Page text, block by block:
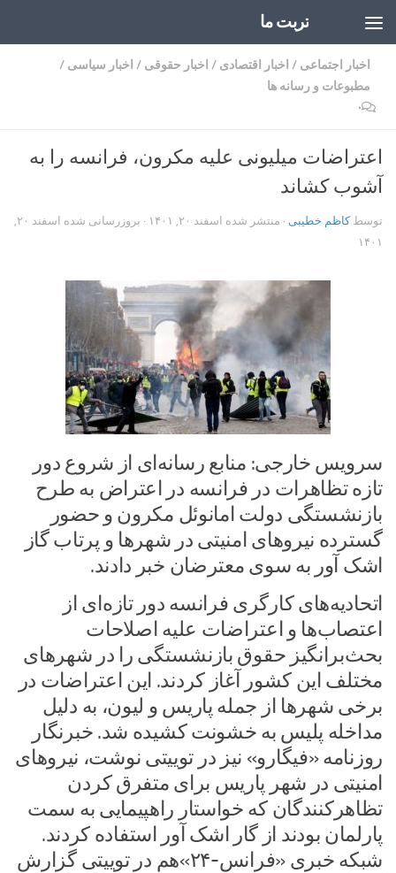
تربت ما
اخبار اجتماعی / اخبار اقتصادی / اخبار حقوقی / اخبار سیاسی /
مطبوعات و رسانه ها
۰
اعتراضات میلیونی علیه مکرون، فرانسه را به
آشوب کشاند
توسطکاظم خطیبی · منتشر شده اسفند ۲۰, ۱۴۰۱ · بروزرسانی شده
اسفند ۲۰,
۱۴۰۱
سرویس خارجی: منابع رسانه‌ای از شروع دور
تازه تظاهرات در فرانسه در اعتراض به طرح
بازنشستگی دولت امانوئل مکرون و حضور
گسترده نیروهای امنیتی در شهرها و پرتاب گاز
اشک آور به سوی معترضان خبر دادند.
اتحادیه‌های کارگری فرانسه دور تازه‌ای از
اعتصاب‌ها و اعتراضات علیه اصلاحات
بحث‌برانگیز حقوق بازنشستگی را در شهرهای
مختلف این کشور آغاز کردند. این اعتراضات در
برخی شهرها از جمله پاریس و لیون، به دلیل
مداخله پلیس به خشونت کشیده شد. خبرنگار
روزنامه «فیگارو» نیز در توییتی نوشت، نیروهای
امنیتی در شهر پاریس برای متفرق کردن
تظاهرکنندگان که خواستار راهپیمایی به سمت
پارلمان بودند از گار اشک آور استفاده کردند.
شبکه خبری «فرانس-۲۴»هم در توییتی گزارش